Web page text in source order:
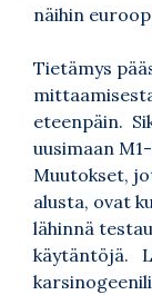
näihin
Tietämys
eteenpäin.
uusimaan
Muutokset,
alusta, ovat
lähinnä
käytäntöjä.